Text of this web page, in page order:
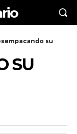
su
SU